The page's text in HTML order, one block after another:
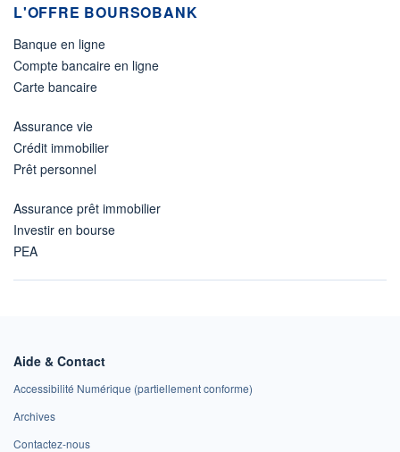
L'OFFRE BOURSOBANK
Banque en ligne
Compte bancaire en ligne
Carte bancaire
Assurance vie
Crédit immobilier
Prêt personnel
Assurance prêt immobilier
Investir en bourse
PEA
Aide & Contact
Accessibilité Numérique (partiellement conforme)
Archives
Contactez-nous